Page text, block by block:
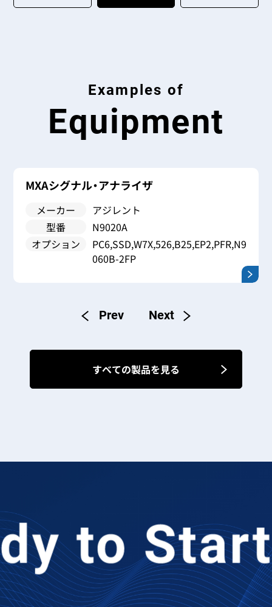
Examples of
Equipment
MXAシグナル・アナライザ
メーカー
アジレント
型番
N9020A
オプション
PC6,SSD,W7X,526,B25,EP2,PFR,N9
060B-2FP
すべての製品を見る